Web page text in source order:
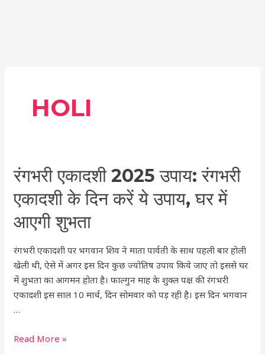
HOLI
रंगभरी एकादशी 2025 उपाय: रंगभरी
एकादशी के दिन करें ये उपाय, घर में
आएगी शुभता
रंगभरी एकादशी पर भगवान शिव ने माता पार्वती के साथ पहली बार होली
खेली थी, ऐसे में अगर इस दिन कुछ ज्योतिष उपाय किये जाए तो इससे घर
में शुभता का आगमन होता है। फाल्गुन माह के शुक्ल पक्ष की रंगभरी
एकादशी इस साल 10 मार्च, दिन सोमवार को पड़ रही है। इस दिन भगवान
…
रंगभरी
एकादशी
2025
उपाय:
रंगभरी
एकादशी
के
दिन
करें
घर
Read More »